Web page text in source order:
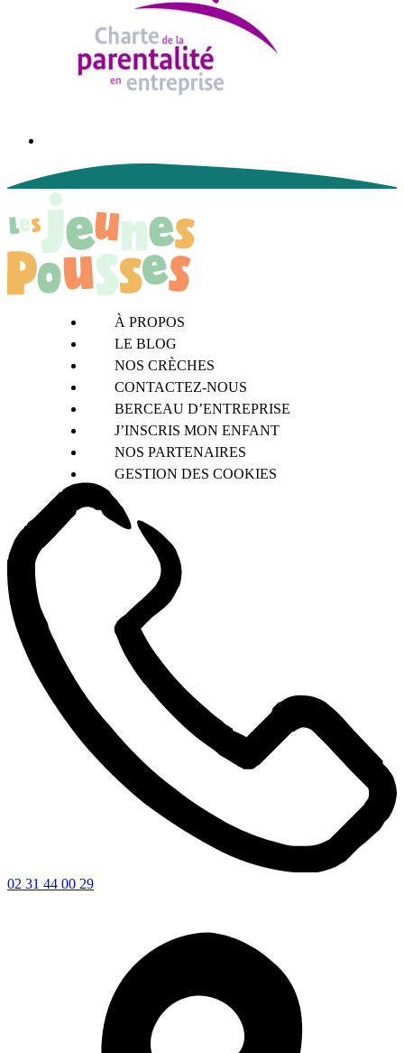
À PROPOS
LE BLOG
NOS CRÈCHES
CONTACTEZ-NOUS
BERCEAU D’ENTREPRISE
J’INSCRIS MON ENFANT
NOS PARTENAIRES
GESTION DES COOKIES
02 31 44 00 29